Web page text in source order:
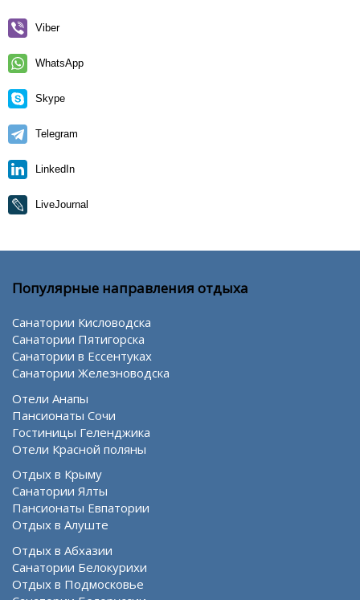
Viber
WhatsApp
Skype
Telegram
LinkedIn
LiveJournal
Популярные направления отдыха
Санатории Кисловодска
Санатории Пятигорска
Санатории в Ессентуках
Санатории Железноводска
Отели Анапы
Пансионаты Сочи
Гостиницы Геленджика
Отели Красной поляны
Отдых в Крыму
Санатории Ялты
Пансионаты Евпатории
Отдых в Алуште
Отдых в Абхазии
Санатории Белокурихи
Отдых в Подмосковье